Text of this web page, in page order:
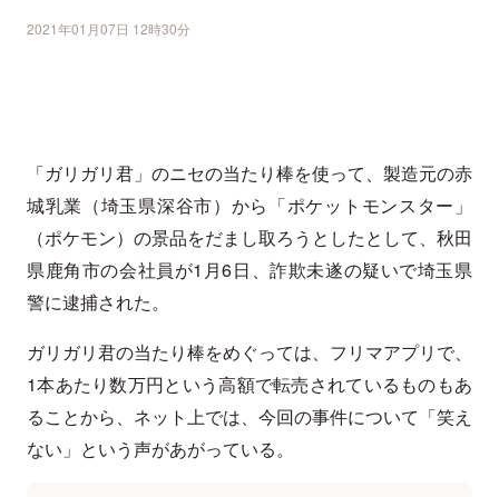
2021年01月07日 12時30分
「ガリガリ君」のニセの当たり棒を使って、製造元の赤
城乳業（埼玉県深谷市）から「ポケットモンスター」
（ポケモン）の景品をだまし取ろうとしたとして、秋田
県鹿角市の会社員が1月6日、詐欺未遂の疑いで埼玉県
警に逮捕された。
ガリガリ君の当たり棒をめぐっては、フリマアプリで、
1本あたり数万円という高額で転売されているものもあ
ることから、ネット上では、今回の事件について「笑え
ない」という声があがっている。